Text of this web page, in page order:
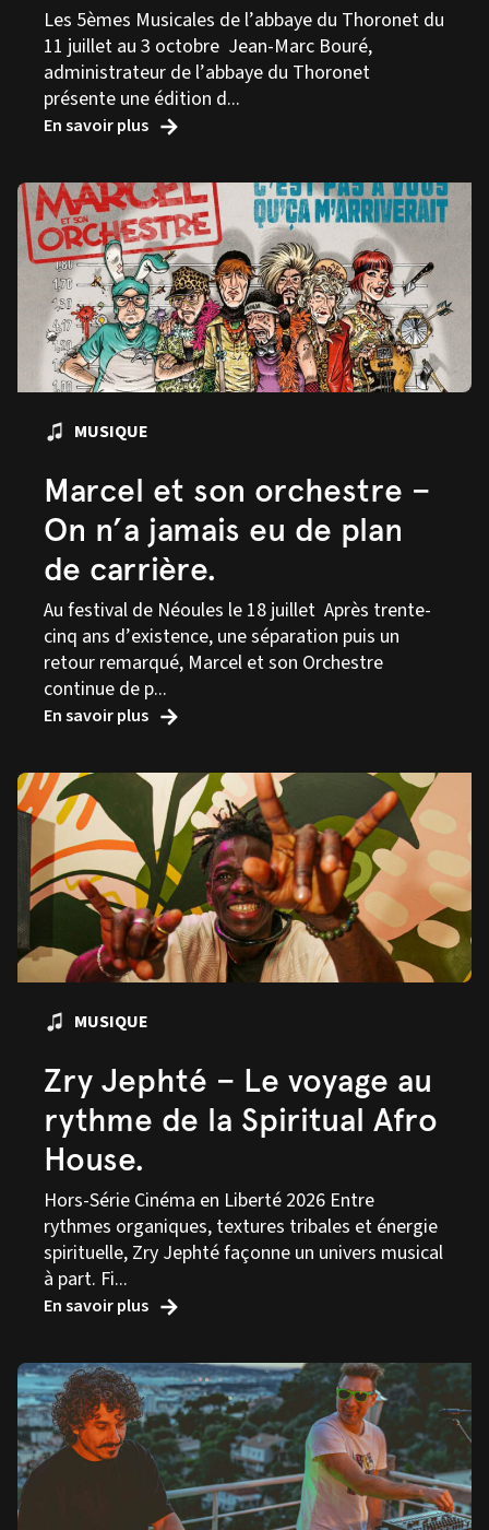
Les 5èmes Musicales de l’abbaye du Thoronet du
11 juillet au 3 octobre Jean-Marc Bouré,
administrateur de l’abbaye du Thoronet
présente une édition d...
En savoir plus
MUSIQUE
Marcel et son orchestre –
On n’a jamais eu de plan
de carrière.
Au festival de Néoules le 18 juillet Après trente-
cinq ans d’existence, une séparation puis un
retour remarqué, Marcel et son Orchestre
continue de p...
En savoir plus
MUSIQUE
Zry Jephté – Le voyage au
rythme de la Spiritual Afro
House.
Hors-Série Cinéma en Liberté 2026 Entre
rythmes organiques, textures tribales et énergie
spirituelle, Zry Jephté façonne un univers musical
à part. Fi...
En savoir plus